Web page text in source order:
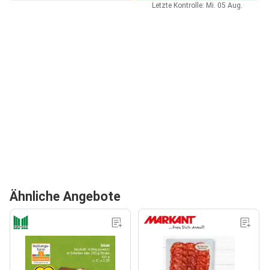
Letzte Kontrolle: Mi. 05 Aug.
Ähnliche Angebote